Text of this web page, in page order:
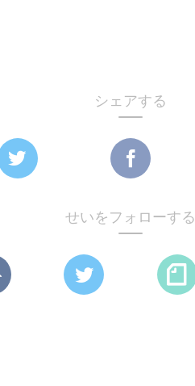
シェアする
せいをフォローする